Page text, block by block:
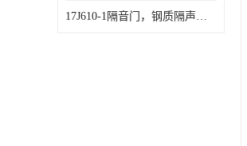
17J610-1隔音门，钢质隔声大门，机房隔音门